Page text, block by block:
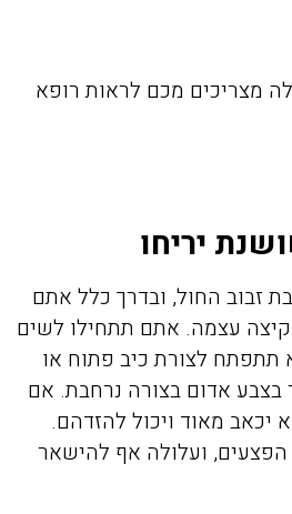
מצריכים מכם לראות רופא
יריחו
זבוב החול, ובדרך כלל אתם
עצמה. אתם תתחילו לשים
לצורת כיב פתוח או
אדום בצורה נרחבת. אם
מאוד ויכול להזדהם.
ועלולה אף להישאר